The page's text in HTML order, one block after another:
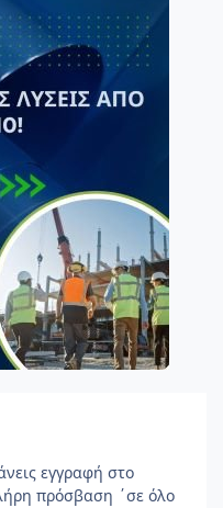
εγγραφή στο
πρόσβαση ΄σε όλο